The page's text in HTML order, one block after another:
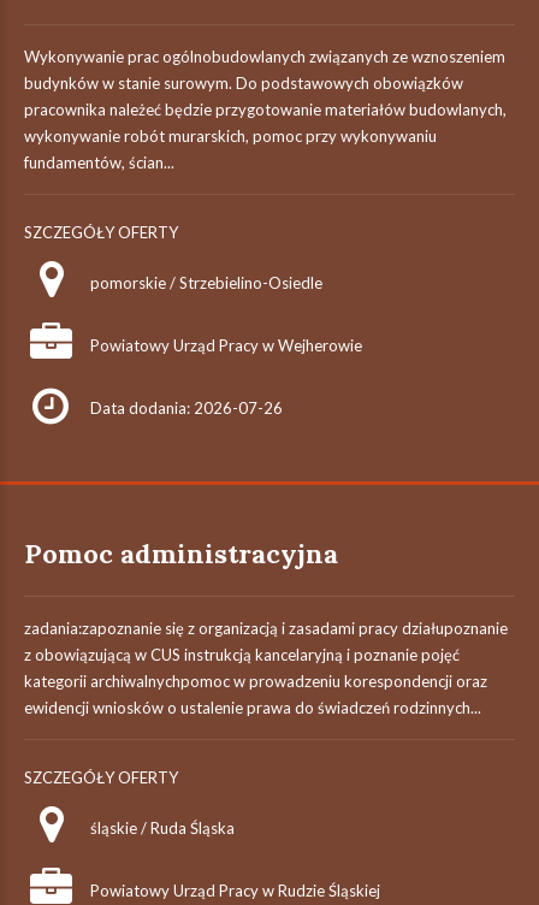
Wykonywanie prac ogólnobudowlanych związanych ze wznoszeniem
budynków w stanie surowym. Do podstawowych obowiązków
pracownika należeć będzie przygotowanie materiałów budowlanych,
wykonywanie robót murarskich, pomoc przy wykonywaniu
fundamentów, ścian...
SZCZEGÓŁY OFERTY
pomorskie / Strzebielino-Osiedle
Powiatowy Urząd Pracy w Wejherowie
Data dodania: 2026-07-26
Pomoc administracyjna
zadania:zapoznanie się z organizacją i zasadami pracy działupoznanie
z obowiązującą w CUS instrukcją kancelaryjną i poznanie pojęć
kategorii archiwalnychpomoc w prowadzeniu korespondencji oraz
ewidencji wniosków o ustalenie prawa do świadczeń rodzinnych...
SZCZEGÓŁY OFERTY
śląskie / Ruda Śląska
Powiatowy Urząd Pracy w Rudzie Śląskiej